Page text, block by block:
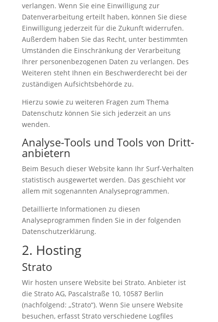
verlangen. Wenn Sie eine Einwilligung zur
Datenverarbeitung erteilt haben, können Sie diese
Einwilligung jederzeit für die Zukunft widerrufen.
Außerdem haben Sie das Recht, unter bestimmten
Umständen die Einschränkung der Verarbeitung
Ihrer personenbezogenen Daten zu verlangen. Des
Weiteren steht Ihnen ein Beschwerderecht bei der
zuständigen Aufsichtsbehörde zu.
Hierzu sowie zu weiteren Fragen zum Thema
Datenschutz können Sie sich jederzeit an uns
wenden.
Analyse-Tools und Tools von Dritt­
anbietern
Beim Besuch dieser Website kann Ihr Surf-Verhalten
statistisch ausgewertet werden. Das geschieht vor
allem mit sogenannten Analyseprogrammen.
Detaillierte Informationen zu diesen
Analyseprogrammen finden Sie in der folgenden
Datenschutzerklärung.
2. Hosting
Strato
Wir hosten unsere Website bei Strato. Anbieter ist
die Strato AG, Pascalstraße 10, 10587 Berlin
(nachfolgend: „Strato“). Wenn Sie unsere Website
besuchen, erfasst Strato verschiedene Logfiles